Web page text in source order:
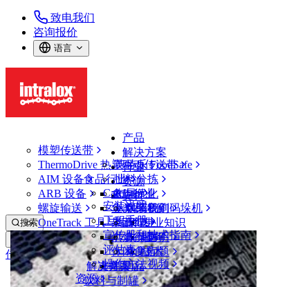
致电我们
咨询报价
语言
产品
模塑传送带
ThermoDrive 热塑驱动传送带
AIM 设备
ARB 设备
螺旋输送
OneTrack 工具与组件
解决方案
英特乐 FoodSafe
批料分拣
布局优化
从包装机到码垛机
专业知识
服务
技术
解决方案
行业
食品行业
禽肉行业
鱼类和海鲜
果蔬行业
烘焙行业
休闲食品
乳制品
饮料与制罐
资源
CalcLab
安装说明
工程手册
宣传册和技术指南
评估表
操作方法视频
资源
支持
联系我们
保证
政策声明
常见问题
支持
搜索
打开菜单
传送带查找器
传送带查找器